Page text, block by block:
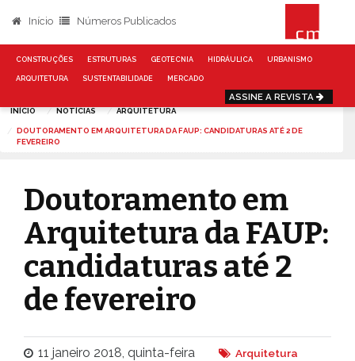
Início Números Publicados
CONSTRUÇÕES ESTRUTURAS GEOTECNIA HIDRÁULICA URBANISMO
ARQUITETURA SUSTENTABILIDADE MERCADO
ASSINE A REVISTA
INÍCIO NOTÍCIAS ARQUITETURA
DOUTORAMENTO EM ARQUITETURA DA FAUP: CANDIDATURAS ATÉ 2 DE
FEVEREIRO
Doutoramento em
Arquitetura da FAUP:
candidaturas até 2
de fevereiro
11 janeiro 2018, quinta-feira Arquitetura